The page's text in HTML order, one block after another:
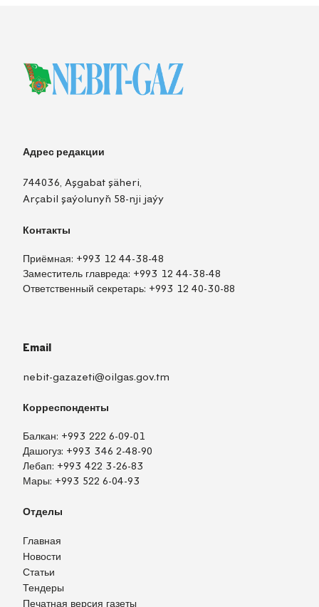
Адрес редакции
744036, Aşgabat şäheri,
Arçabil şaýolunyň 58-nji jaýy
Контакты
Приёмная: +993 12 44-38-48
Заместитель главреда: +993 12 44-38-48
Ответственный секретарь: +993 12 40-30-88
Email
nebit-gazazeti@oilgas.gov.tm
Корреспонденты
Балкан: +993 222 6-09-01
Дашогуз: +993 346 2-48-90
Лебап: +993 422 3-26-83
Мары: +993 522 6-04-93
Отделы
Главная
Новости
Статьи
Тендеры
Печатная версия газеты